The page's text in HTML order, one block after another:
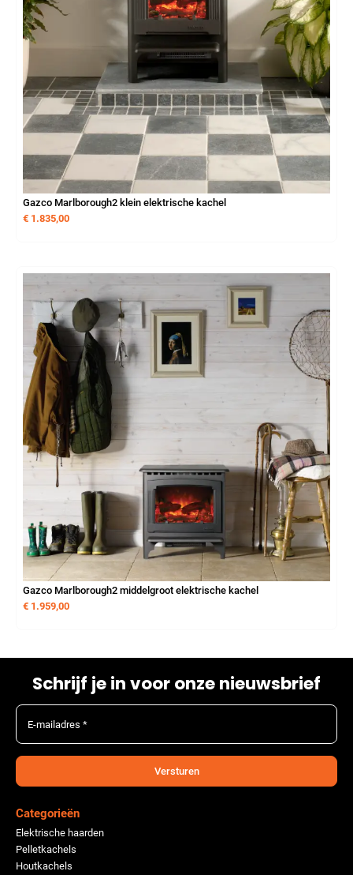
Gazco Marlborough2 klein elektrische kachel
€ 1.835,00
Gazco Marlborough2 middelgroot elektrische kachel
€ 1.959,00
Schrijf je in voor onze nieuwsbrief
E-mailadres *
Versturen
Categorieën
Elektrische haarden
Pelletkachels
Houtkachels